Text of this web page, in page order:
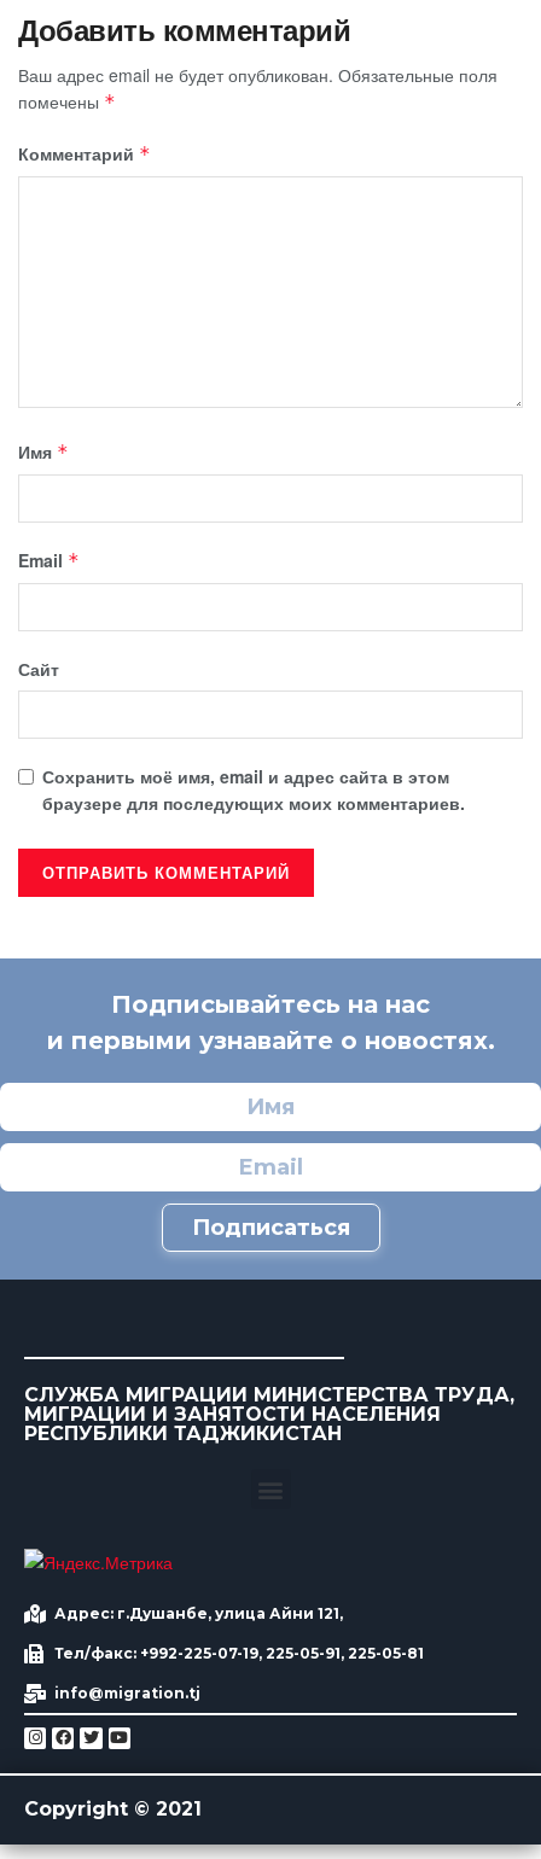
Добавить комментарий
Ваш адрес email не будет опубликован. Обязательные поля
помечены *
Комментарий *
Имя *
Email *
Сайт
Сохранить моё имя, email и адрес сайта в этом
браузере для последующих моих комментариев.
Подписывайтесь на нас
и первыми узнавайте о новостях.
Подписаться
СЛУЖБА МИГРАЦИИ МИНИСТЕРСТВА ТРУДА,
МИГРАЦИИ И ЗАНЯТОСТИ НАСЕЛЕНИЯ
РЕСПУБЛИКИ ТАДЖИКИСТАН
Адрес: г.Душанбе, улица Айни 121,
Тел/факс: +992-225-07-19, 225-05-91, 225-05-81
info@migration.tj
Copyright © 2021